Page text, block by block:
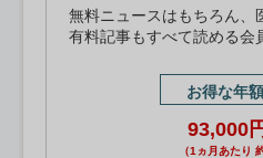
無料ニュースはもちろん、
有料記事もすべて読める会
お得な年
93,000
（1ヵ月あたり